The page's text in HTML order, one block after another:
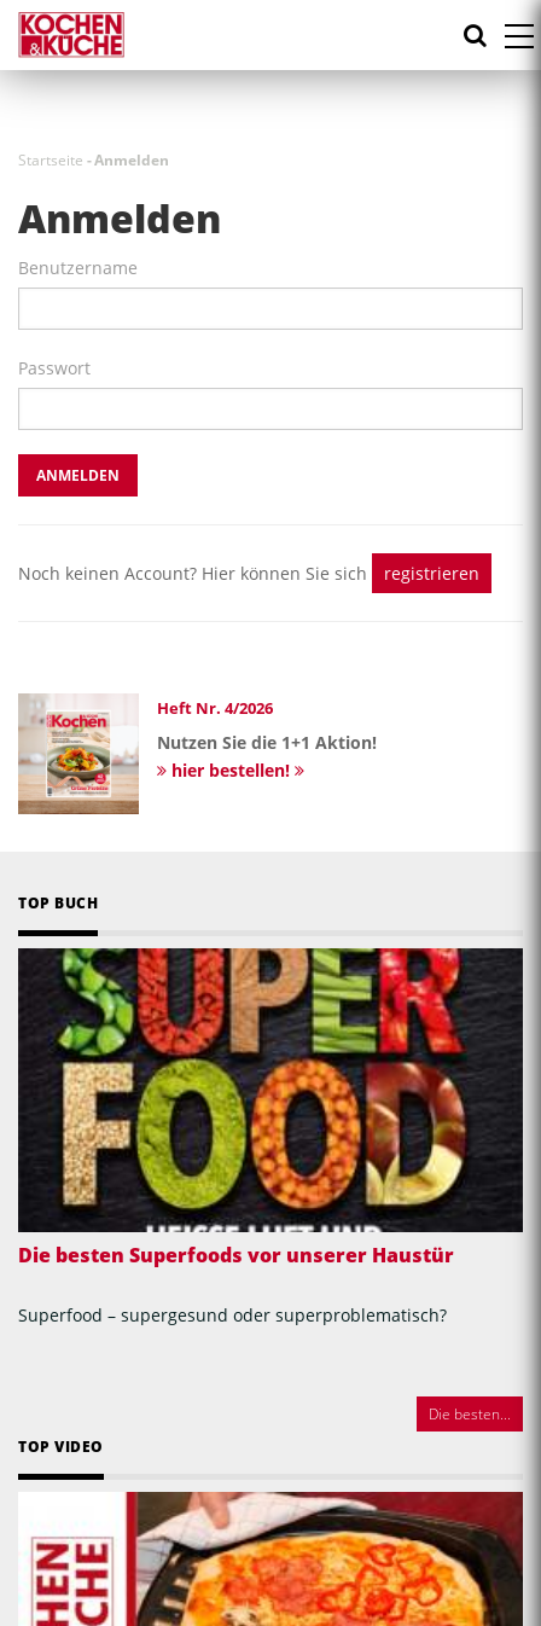
Direkt
zum
Inhalt
Startseite -Anmelden
Anmelden
Benutzername
Passwort
Noch keinen Account? Hier können Sie sich registrieren
Heft Nr. 4/2026
Nutzen Sie die 1+1 Aktion!
hier bestellen!
TOP BUCH
Die besten Superfoods vor unserer Haustür
Superfood – supergesund oder superproblematisch?
Die besten...
TOP VIDEO